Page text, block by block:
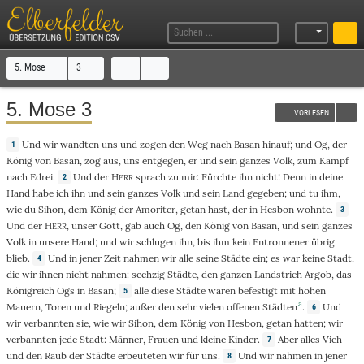
5. Mose 3
VORLESEN
5. Mose 3
1 Und wirwandten uns undzogen denWeg nachBasan hinauf; undOg, der
Königvon Basan, zog aus, uns entgegen, erund sein ganzes Volk, zum Kampf
nach Edrei. 2 Und derHERR sprach zu mir:Fürchte ihnnicht!Denn in deine
Handhabe ich ihn und sein ganzes Volkund sein Land gegeben; und tuihm,
wiedu Sihon, dem Königder Amoriter, getanhast, derin Hesbon wohnte. 3
Undder HERR, unser Gott, gab auch Og, den Königvon Basan, und sein ganzes
Volkin unsere Hand; und wir schlugenihn, bis ihm kein Entronnener übrig
blieb. 4 Und injener Zeit nahmen wiralle seineStädte ein; eswar keine Stadt,
diewir ihnen nicht nahmen: sechzig Städte, den ganzen Landstrich Argob, das
Königreich Ogs in Basan; 5 alle diese Städte warenbefestigt mithohen
Mauern, Torenund Riegeln; außerden sehr vielen offenen Städtena. 6
Und
wir verbanntensie, wiewir Sihon, dem Königvon Hesbon, getanhatten; wir
verbannten jede Stadt: Männer, Frauenund kleine Kinder. 7 Aber alles Vieh
und den Raubder Städte erbeutetenwir für uns. 8 Und wirnahmen injener